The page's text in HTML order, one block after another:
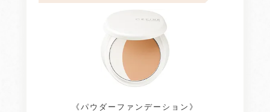
《パウダーファンデーション》